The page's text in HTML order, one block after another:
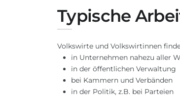
Typische
Volkswirte und Volkswirtinnen
in Unternehmen nahezu aller
in der öffentlichen Verwaltung
bei Kammern und Verbänden
in der Politik, z.B. bei Parteien